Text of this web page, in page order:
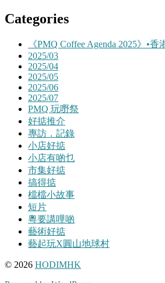
Categories
《PMQ Coffee Agenda 2025》•
2025/03
2025/04
2025/05
2025/06
2025/07
PMQ 玩嘢祭
好掂推介
專訪．記錄
小店好掂
小店有啲乜
市集好掂
搞得掂
檔檔小故事
短片
粵要講哩啲
藝術好掂
藝起玩X圓山地球村
© 2026 HODIMHK